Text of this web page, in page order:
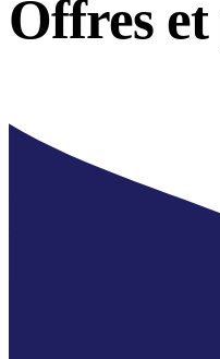
Offres et